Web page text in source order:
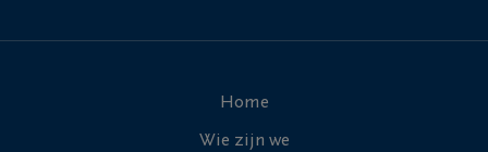
Home
Wie zijn we